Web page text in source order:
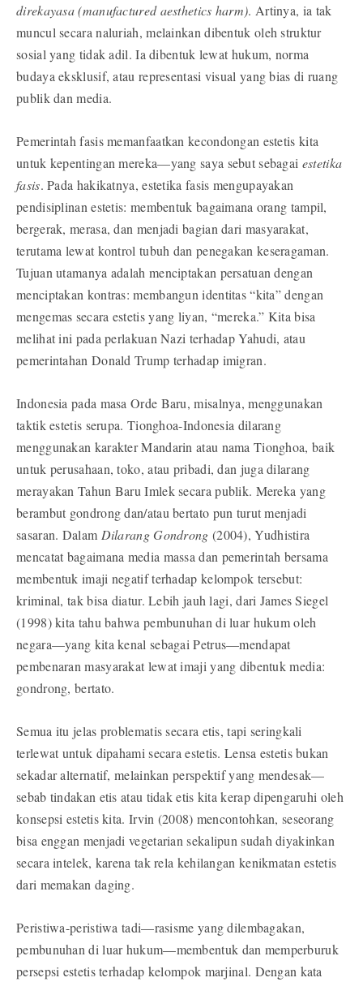
direkayasa (manufactured aesthetics harm). Artinya, ia tak
muncul secara naluriah, melainkan dibentuk oleh struktur
sosial yang tidak adil. Ia dibentuk lewat hukum, norma
budaya eksklusif, atau representasi visual yang bias di ruang
publik dan media.
Pemerintah fasis memanfaatkan kecondongan estetis kita
untuk kepentingan mereka—yang saya sebut sebagai estetika
fasis. Pada hakikatnya, estetika fasis mengupayakan
pendisiplinan estetis: membentuk bagaimana orang tampil,
bergerak, merasa, dan menjadi bagian dari masyarakat,
terutama lewat kontrol tubuh dan penegakan keseragaman.
Tujuan utamanya adalah menciptakan persatuan dengan
menciptakan kontras: membangun identitas “kita” dengan
mengemas secara estetis yang liyan, “mereka.” Kita bisa
melihat ini pada perlakuan Nazi terhadap Yahudi, atau
pemerintahan Donald Trump terhadap imigran.
Indonesia pada masa Orde Baru, misalnya, menggunakan
taktik estetis serupa. Tionghoa-Indonesia dilarang
menggunakan karakter Mandarin atau nama Tionghoa, baik
untuk perusahaan, toko, atau pribadi, dan juga dilarang
merayakan Tahun Baru Imlek secara publik. Mereka yang
berambut gondrong dan/atau bertato pun turut menjadi
sasaran. Dalam Dilarang Gondrong (2004), Yudhistira
mencatat bagaimana media massa dan pemerintah bersama
membentuk imaji negatif terhadap kelompok tersebut:
kriminal, tak bisa diatur. Lebih jauh lagi, dari James Siegel
(1998) kita tahu bahwa pembunuhan di luar hukum oleh
negara—yang kita kenal sebagai Petrus—mendapat
pembenaran masyarakat lewat imaji yang dibentuk media:
gondrong, bertato.
Semua itu jelas problematis secara etis, tapi seringkali
terlewat untuk dipahami secara estetis. Lensa estetis bukan
sekadar alternatif, melainkan perspektif yang mendesak—
sebab tindakan etis atau tidak etis kita kerap dipengaruhi oleh
konsepsi estetis kita. Irvin (2008) mencontohkan, seseorang
bisa enggan menjadi vegetarian sekalipun sudah diyakinkan
secara intelek, karena tak rela kehilangan kenikmatan estetis
dari memakan daging.
Peristiwa-peristiwa tadi—rasisme yang dilembagakan,
pembunuhan di luar hukum—membentuk dan memperburuk
persepsi estetis terhadap kelompok marjinal. Dengan kata